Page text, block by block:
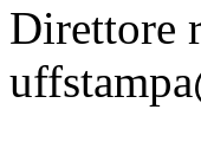
Direttore